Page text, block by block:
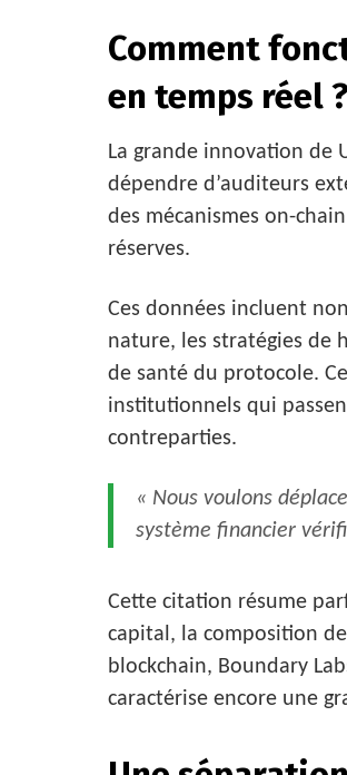
Comment
en temps réel ?
La grande innovation de
dépendre d’auditeurs
des mécanismes on-
réserves.
Ces données incluent
nature, les stratégies de
de santé du protocole.
institutionnels qui
contreparties.
« Nous voulons
système financier
Cette citation résume
capital, la composition
blockchain, Boundary
caractérise encore une